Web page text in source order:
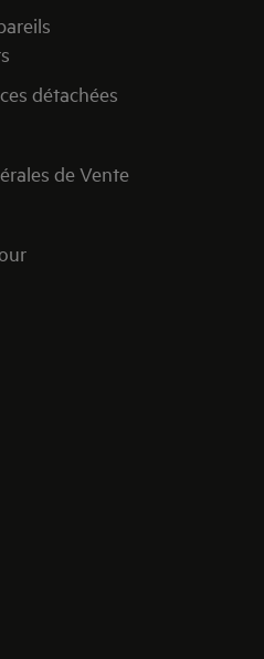
détachées
de Vente